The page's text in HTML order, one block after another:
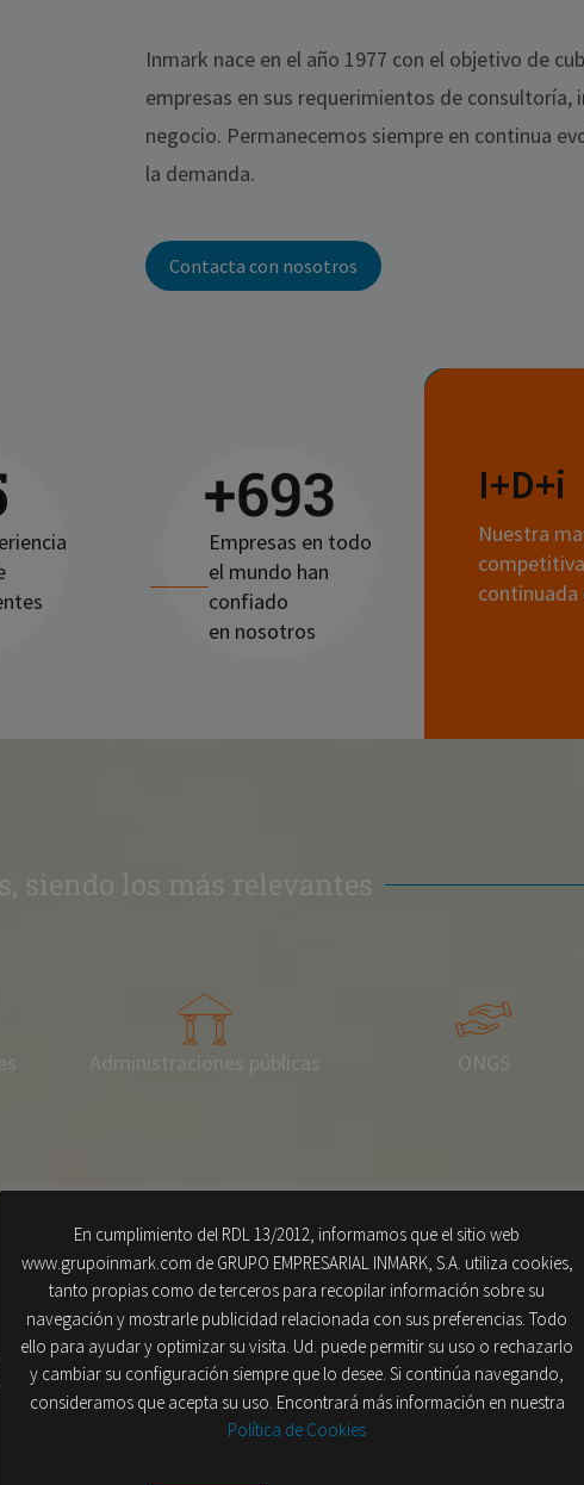
Inmark nace en el año 1977 con el objetivo de
empresas en sus requerimientos de
negocio. Permanecemos siempre en continua
la demanda.
Contacta con nosotros
Empresas en todo
el mundo han
confiado
en nosotros
+1.000 I+D+i
Nuestra
continuada
siendo los más relevantes
Administraciones públicas ONGS
podemos ayudarte
En cumplimiento del RDL 13/2012, informamos que el sitio web
www.grupoinmark.com de GRUPO EMPRESARIAL INMARK, S.A. utiliza cookies,
tanto propias como de terceros para recopilar información sobre su
navegación y mostrarle publicidad relacionada con sus preferencias. Todo
ello para ayudar y optimizar su visita. Ud. puede permitir su uso o rechazarlo
y cambiar su configuración siempre que lo desee. Si continúa navegando,
consideramos que acepta su uso. Encontrará más información en nuestra
Política de Cookies